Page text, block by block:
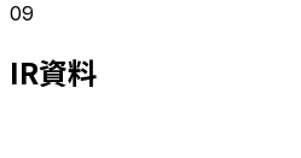
09
IR資料